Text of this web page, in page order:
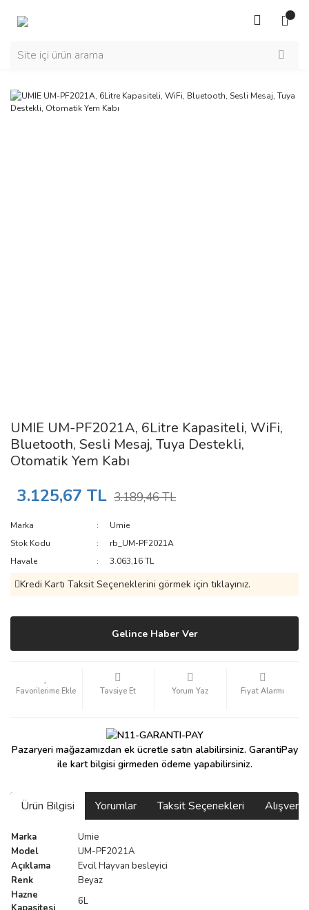
UMIE UM-PF2021A, 6Litre Kapasiteli, WiFi,
Bluetooth, Sesli Mesaj, Tuya Destekli,
Otomatik Yem Kabı
3.125,67 TL 3.189,46 TL
Marka
Umie
Stok Kodu
rb_UM-PF2021A
Havale
3.063,16 TL
Kredi Kartı Taksit Seçeneklerini görmek için tıklayınız.
Gelince Haber Ver
Tavsiye Et Yorum Yaz Fiyat Alarmı
Pazaryeri mağazamızdan ek ücretle satın alabilirsiniz. GarantiPay
ile kart bilgisi girmeden ödeme yapabilirsiniz.
Ürün Bilgisi Yorumlar Taksit Seçenekleri
Marka
Umie
Model
UM-PF2021A
Açıklama
Evcil Hayvan besleyici
Renk
Beyaz
Hazne
6L